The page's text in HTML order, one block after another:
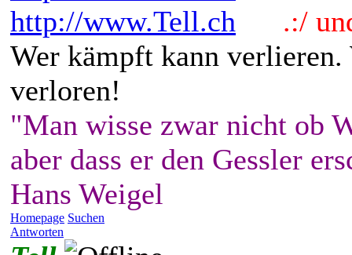
http://www.Tell.ch
.:/
Wer kämpft kann
verloren!
"Man wisse zwar nicht ob
aber dass er den Gessler
Hans Weigel
Homepage Suchen
Antworten